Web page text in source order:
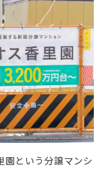
園という分譲マンシ